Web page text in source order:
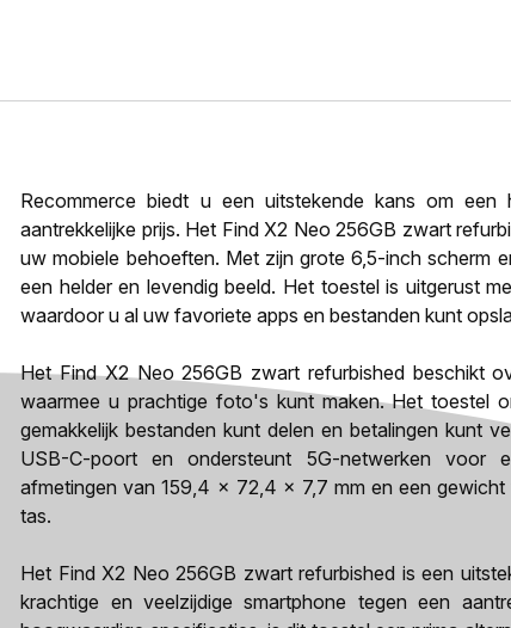
Recommerce biedt u een uitstekende kans om
aantrekkelijke prijs. Het Find X2 Neo 256GB zwart
uw mobiele behoeften. Met zijn grote 6,5-inch scherm
een helder en levendig beeld. Het toestel is uitgerust
waardoor u al uw favoriete apps en bestanden kunt
Het Find X2 Neo 256GB zwart refurbished beschikt
waarmee u prachtige foto's kunt maken. Het toestel
gemakkelijk bestanden kunt delen en betalingen kunt
USB-C-poort en ondersteunt 5G-netwerken voor
afmetingen van 159,4 x 72,4 x 7,7 mm en een
tas.
Het Find X2 Neo 256GB zwart refurbished is een
krachtige en veelzijdige smartphone tegen een